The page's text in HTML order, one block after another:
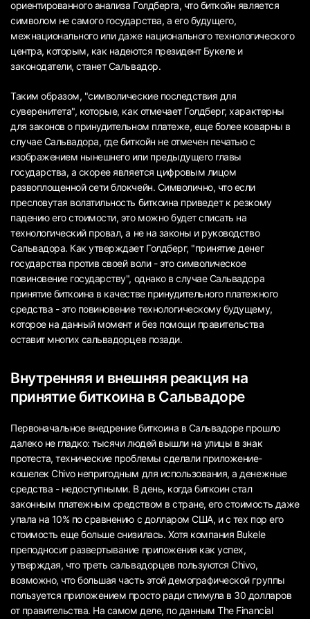
ориентированного анализа Голдберга, что биткойн является
символом не самого государства, а его будущего,
межнационального или даже национального технологического
центра, которым, как надеются президент Букеле и
законодатели, станет Сальвадор.
Таким образом, "символические последствия для
суверенитета", которые, как отмечает Голдберг, характерны
для законов о принудительном платеже, еще более коварны в
случае Сальвадора, где биткойн не отмечен печатью с
изображением нынешнего или предыдущего главы
государства, а скорее является цифровым лицом
развоплощенной сети блокчейн. Символично, что если
пресловутая волатильность биткоина приведет к резкому
падению его стоимости, это можно будет списать на
технологический провал, а не на законы и руководство
Сальвадора. Как утверждает Голдберг, "принятие денег
государства против своей воли - это символическое
повиновение государству", однако в случае Сальвадора
принятие биткоина в качестве принудительного платежного
средства - это повиновение технологическому будущему,
которое на данный момент и без помощи правительства
оставит многих сальвадорцев позади.
Внутренняя и внешняя реакция на
принятие биткоина в Сальвадоре
Первоначальное внедрение биткоина в Сальвадоре прошло
далеко не гладко: тысячи людей вышли на улицы в знак
протеста, технические проблемы сделали приложение-
кошелек Chivo непригодным для использования, а денежные
средства - недоступными. В день, когда биткоин стал
законным платежным средством в стране, его стоимость даже
упала на 10% по сравнению с долларом США, и с тех пор его
стоимость еще больше снизилась. Хотя компания Bukele
преподносит развертывание приложения как успех,
утверждая, что треть сальвадорцев пользуются Chivo,
возможно, что большая часть этой демографической группы
пользуется приложением просто ради стимула в 30 долларов
от правительства. На самом деле, по данным The Financial